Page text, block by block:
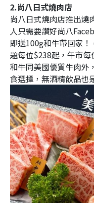
2.尚八日式燒肉店
尚八日式燒肉店推出燒
人只需要讚好尚八
即送100g和牛帶回家
題每位$238起，午市
和牛同美國優質牛肉外
食選擇，無酒精飲品也